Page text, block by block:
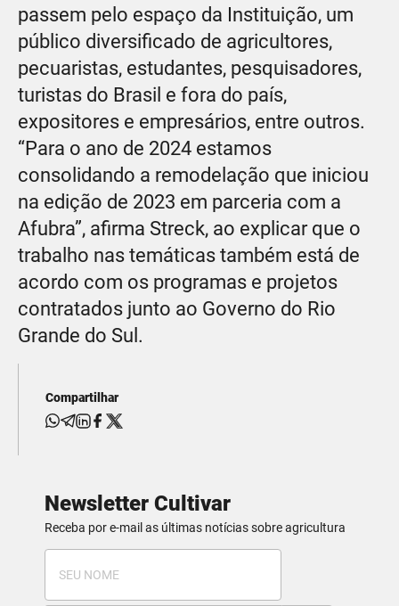
passem pelo espaço da Instituição, um
público diversificado de agricultores,
pecuaristas, estudantes, pesquisadores,
turistas do Brasil e fora do país,
expositores e empresários, entre outros.
“Para o ano de 2024 estamos
consolidando a remodelação que iniciou
na edição de 2023 em parceria com a
Afubra”, afirma Streck, ao explicar que o
trabalho nas temáticas também está de
acordo com os programas e projetos
contratados junto ao Governo do Rio
Grande do Sul.
Compartilhar
Newsletter Cultivar
Receba por e-mail as últimas notícias sobre agricultura